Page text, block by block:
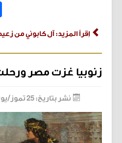
اِقرأ المزيد: آل كابوني من
زنوبيا غزت مصر
نشر بتاريخ: 25 تموز/يوليو 2021